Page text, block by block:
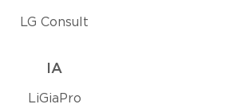
LG Consult
IA
LiGiaPro